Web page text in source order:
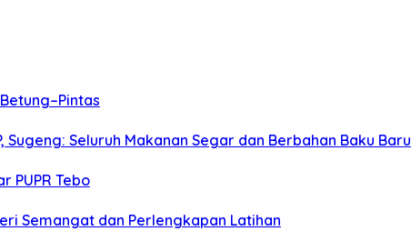
Sugeng: Seluruh Makanan Segar dan Berbahan Baku Baru
PUPR Tebo
Semangat dan Perlengkapan Latihan